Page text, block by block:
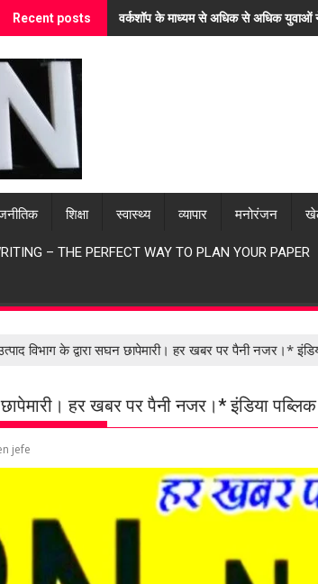
Recent posts वर्कशॉप के माध्यम से अधिक से अधिक युवाओं
शिक्षा स्वास्थ्य व्यापार मनोरंजन
– THE PERFECT WAY TO PLAN YOUR PAPER
विभाग के द्वारा सघन छापेमारी। हर खबर पर पैनी नजर।*
छापेमारी। हर खबर पर पैनी नजर।* इंडिया
jefe